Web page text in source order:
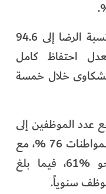
وفي تجربة المتعاملين، ارتفعت نسبة الرضا إلى 94.6
معدل احتفاظ كامل
وحل %72.8 من الشكاوى خلال خمسة
عدد الموظفين إلى
342 موظفاً في 2024، وشكلت المواطنات 76 %، مع
تحقيق متوسط توطين بلغ نحو %61، فيما بلغ